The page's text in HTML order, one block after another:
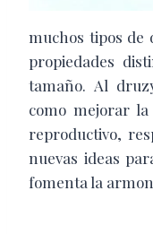
muchos tipos de
propiedades
tamaño. Al
como mejorar
reproductivo,
nuevas ideas
fomenta la